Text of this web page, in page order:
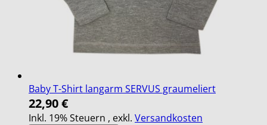
Baby T-Shirt langarm SERVUS graumeliert
22,90 €
Inkl. 19% Steuern , exkl. Versandkosten